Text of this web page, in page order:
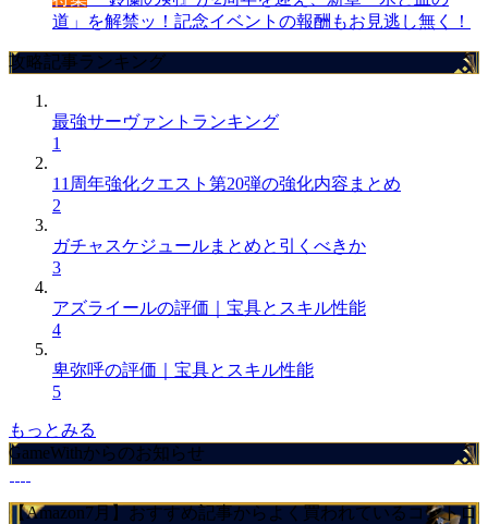
道」を解禁ッ！記念イベントの報酬もお見逃し無く！
攻略記事ランキング
最強サーヴァントランキング
1
11周年強化クエスト第20弾の強化内容まとめ
2
ガチャスケジュールまとめと引くべきか
3
アズライールの評価｜宝具とスキル性能
4
卑弥呼の評価｜宝具とスキル性能
5
もっとみる
GameWithからのお知らせ
【Amazon7月】おすすめ記事からよく買われているコントロ